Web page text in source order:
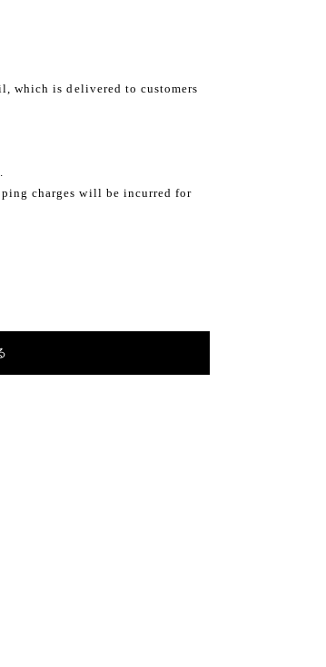
which is delivered to customers
charges will be incurred for